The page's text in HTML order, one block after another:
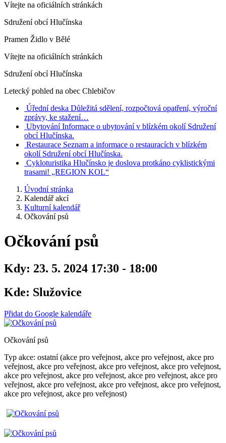
Vítejte na oficiálních stránkách
Sdružení obcí Hlučínska
Pramen Židlo v Bělé
Vítejte na oficiálních stránkách
Sdružení obcí Hlučínska
Letecký pohled na obec Chlebičov
Úřední deska Důležitá sdělení, rozpočtová opatření, výroční
zprávy, ke stažení…
Ubytování Informace o ubytování v blízkém okolí Sdružení
obcí Hlučínska.
Restaurace Seznam a informace o restauracích v blízkém
okolí Sdružení obcí Hlučínska.
Cykloturistika Hlučínsko je doslova protkáno cyklistickými
trasami! „REGION KOL“
Úvodní stránka
Kalendář akcí
Kulturní kalendář
Očkování psů
Očkování psů
Kdy: 23. 5. 2024 17:30 - 18:00
Kde: Služovice
Přidat do Google kalendáře
Očkování psů
Typ akce: ostatní (akce pro veřejnost, akce pro veřejnost, akce pro
veřejnost, akce pro veřejnost, akce pro veřejnost, akce pro veřejnost,
akce pro veřejnost, akce pro veřejnost, akce pro veřejnost, akce pro
veřejnost, akce pro veřejnost, akce pro veřejnost, akce pro veřejnost,
akce pro veřejnost, akce pro veřejnost)